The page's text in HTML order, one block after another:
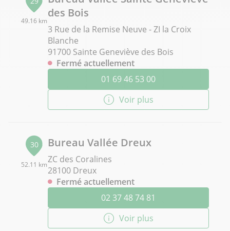
49.16 km
des Bois
3 Rue de la Remise Neuve - ZI la Croix
Blanche
91700 Sainte Geneviève des Bois
Fermé actuellement
01 69 46 53 00
Voir plus
30
52.11 km
Bureau Vallée Dreux
ZC des Coralines
28100 Dreux
Fermé actuellement
02 37 48 74 81
Voir plus